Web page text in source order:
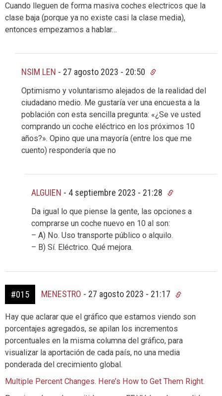
Cuando lleguen de forma masiva coches electricos que la
clase baja (porque ya no existe casi la clase media),
entonces empezamos a hablar…
NSIM LEN - 27 agosto 2023 - 20:50
Optimismo y voluntarismo alejados de la realidad del
ciudadano medio. Me gustaría ver una encuesta a la
población con esta sencilla pregunta: «¿Se ve usted
comprando un coche eléctrico en los próximos 10
años?». Opino que una mayoría (entre los que me
cuento) respondería que no
ALGUIEN - 4 septiembre 2023 - 21:28
Da igual lo que piense la gente, las opciones a
comprarse un coche nuevo en 10 al son:
– A) No. Uso transporte público o alquilo.
– B) Sí. Eléctrico. Qué mejora.
#015 MENESTRO - 27 agosto 2023 - 21:17
Hay que aclarar que el gráfico que estamos viendo son
porcentajes agregados, se apilan los incrementos
porcentuales en la misma columna del gráfico, para
visualizar la aportación de cada país, no una media
ponderada del crecimiento global.
Multiple Percent Changes. Here’s How to Get Them Right.